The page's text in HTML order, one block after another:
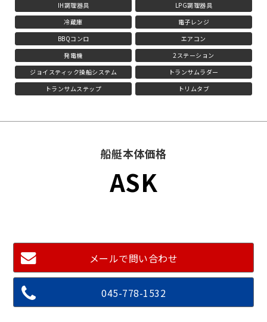
IH調理器具
LPG調理器具
冷蔵庫
電子レンジ
BBQコンロ
エアコン
発電機
2ステーション
ジョイスティック操船システム
トランサムラダー
トランサムステップ
トリムタブ
船艇本体価格
ASK
メールで問い合わせ
045-778-1532